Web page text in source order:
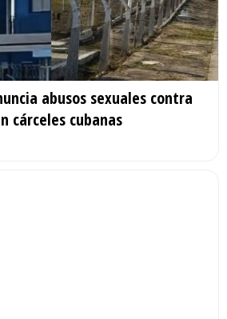
abusos sexuales contra
cárceles cubanas